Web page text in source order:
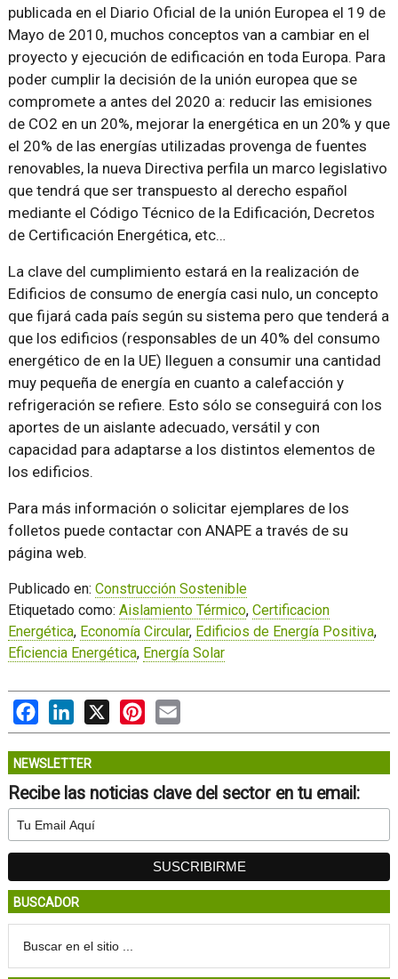
publicada en el Diario Oficial de la unión Europea el 19 de
Mayo de 2010, muchos conceptos van a cambiar en el
proyecto y ejecución de edificación en toda Europa. Para
poder cumplir la decisión de la unión europea que se
compromete a antes del 2020 a: reducir las emisiones
de CO2 en un 20%, mejorar la energética en un 20% y que
el 20% de las energías utilizadas provenga de fuentes
renovables, la nueva Directiva perfila un marco legislativo
que tendrá que ser transpuesto al derecho español
mediante el Código Técnico de la Edificación, Decretos
de Certificación Energética, etc…
La clave del cumplimiento estará en la realización de
Edificios de consumo de energía casi nulo, un concepto
que fijará cada país según su sistema pero que tenderá a
que los edificios (responsables de un 40% del consumo
energético de en la UE) lleguen a consumir una cantidad
muy pequeña de energía en cuanto a calefacción y
refrigeración se refiere. Esto sólo se conseguirá con los
aportes de un aislante adecuado, versátil y con
capacidad para adaptarse a los distintos elementos de
los edificios.
Para más información o solicitar ejemplares de los
folletos puede contactar con ANAPE a través de su
página web.
Publicado en: Construcción Sostenible
Etiquetado como: Aislamiento Térmico, Certificacion
Energética, Economía Circular, Edificios de Energía Positiva,
Eficiencia Energética, Energía Solar
FacebookLinkedIn
X PinterestEmail
NEWSLETTER
Recibe las noticias clave del sector en tu email:
BUSCADOR